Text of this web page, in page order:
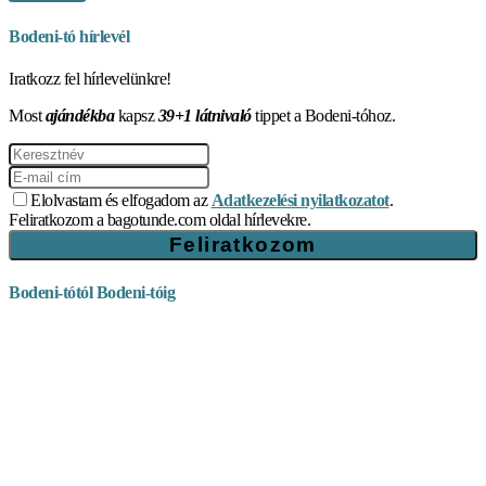
Bodeni-tó hírlevél
Iratkozz fel hírlevelünkre!
Mostajándékbakapsz39+1 látnivalótippet a Bodeni-tóhoz.
Elolvastam és elfogadom az Adatkezelési nyilatkozatot.
Feliratkozom a bagotunde.com oldal hírlevekre.
Bodeni-tótól Bodeni-tóig